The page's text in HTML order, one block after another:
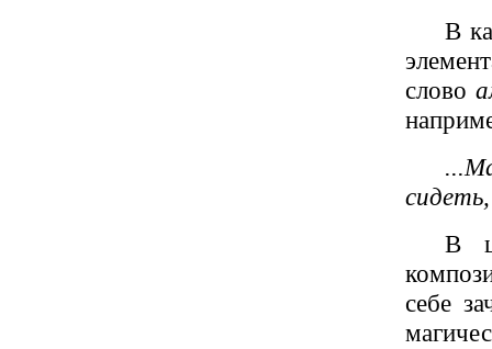
В
слово
В
себе